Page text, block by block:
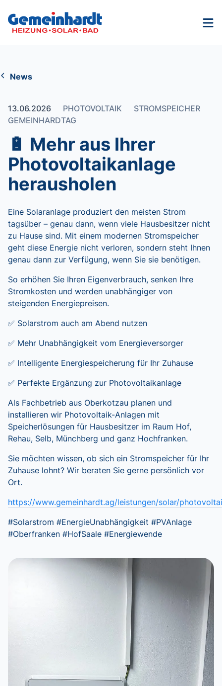
News
13.06.2026 PHOTOVOLTAIK
STROMSPEICHER
GEMEINHARDTAG
🔋 Mehr aus Ihrer
Photovoltaikanlage
herausholen
Eine Solaranlage produziert den meisten Strom
tagsüber – genau dann, wenn viele Hausbesitzer nicht
zu Hause sind. Mit einem modernen Stromspeicher
geht diese Energie nicht verloren, sondern steht Ihnen
genau dann zur Verfügung, wenn Sie sie benötigen.
So erhöhen Sie Ihren Eigenverbrauch, senken Ihre
Stromkosten und werden unabhängiger von
steigenden Energiepreisen.
✅ Solarstrom auch am Abend nutzen
✅ Mehr Unabhängigkeit vom Energieversorger
✅ Intelligente Energiespeicherung für Ihr Zuhause
✅ Perfekte Ergänzung zur Photovoltaikanlage
Als Fachbetrieb aus Oberkotzau planen und
installieren wir Photovoltaik-Anlagen mit
Speicherlösungen für Hausbesitzer im Raum Hof,
Rehau, Selb, Münchberg und ganz Hochfranken.
Sie möchten wissen, ob sich ein Stromspeicher für Ihr
Zuhause lohnt? Wir beraten Sie gerne persönlich vor
Ort.
https://www.gemeinhardt.ag/leistungen/solar/
#Solarstrom #EnergieUnabhängigkeit #PVAnlage
#Oberfranken #HofSaale #Energiewende